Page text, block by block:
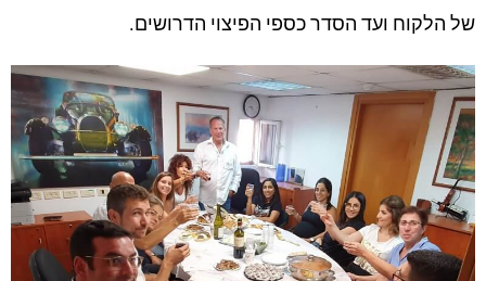
של הלקוח ועד הסדר כספי הפיצוי הדרושים.